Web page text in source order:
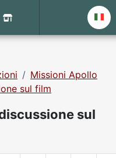
Missioni Apollo
sul film
sul